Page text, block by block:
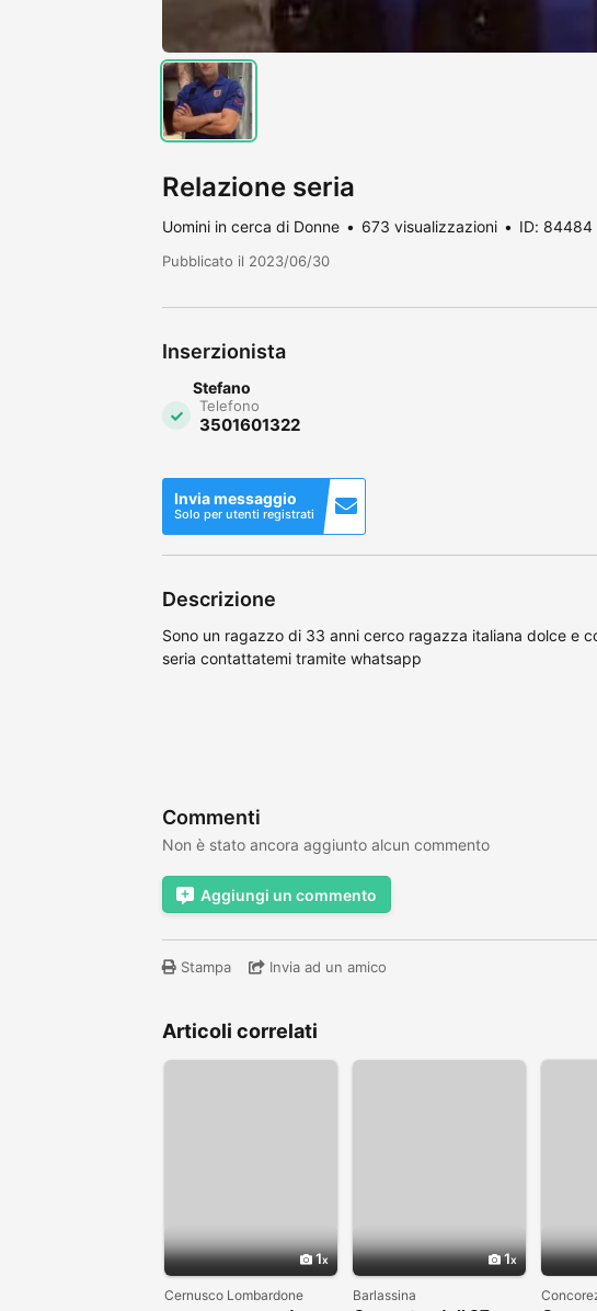
Relazione seria
Uomini in cerca di Donne 673 visualizzazioni ID: 84484
Pubblicato il 2023/06/30
Inserzionista
Stefano
Telefono
3501601322
Invia messaggio
Solo per utenti registrati
Descrizione
Sono un ragazzo di 33 anni cerco ragazza italiana dolce e
seria contattatemi tramite whatsapp
Commenti
Non è stato ancora aggiunto alcun commento
Aggiungi un commento
Stampa Invia ad un amico
Articoli correlati
1
Cernusco Lombardone
1
Barlassina